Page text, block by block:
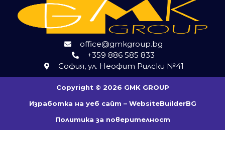
office@gmkgroup.bg
+359 886 585 833
София, ул. Неофит Рилски №41
Copyright © 2026 GMK GROUP
Изработка на уеб сайт – WebsiteBuilderBG
Политика за поверителност